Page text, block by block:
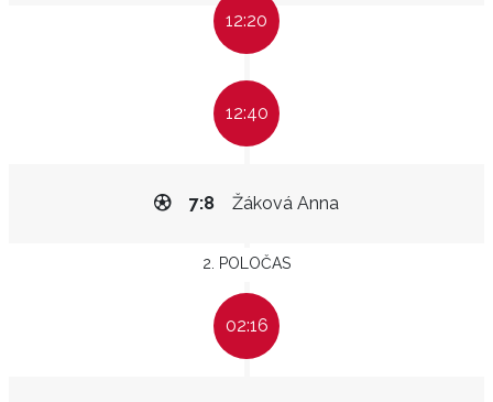
12:20
12:40
Žáková Anna
7:8
2. POLOČAS
02:16